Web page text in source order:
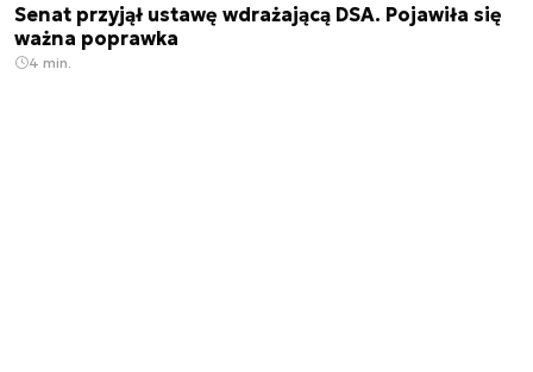
Senat przyjął ustawę wdrażającą DSA. Pojawiła się
ważna poprawka
4 min.